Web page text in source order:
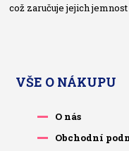
což zaručuje jejich
VŠE O NÁKUPU
O nás
Obchodní